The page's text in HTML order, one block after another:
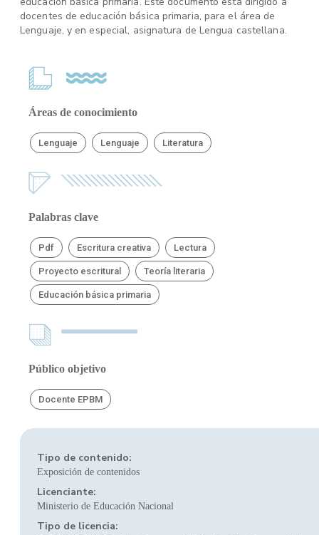
docentes de educación básica primaria, para el área de
Lenguaje, y en especial, asignatura de Lengua castellana.
Áreas de conocimiento
Lenguaje Lenguaje Literatura
Palabras clave
Pdf Escritura creativa Lectura
Proyecto escritural Teoría literaria
Educación básica primaria
Público objetivo
Docente EPBM
Tipo de contenido:
Exposición de contenidos
Licenciante:
Ministerio de Educación Nacional
Tipo de licencia: